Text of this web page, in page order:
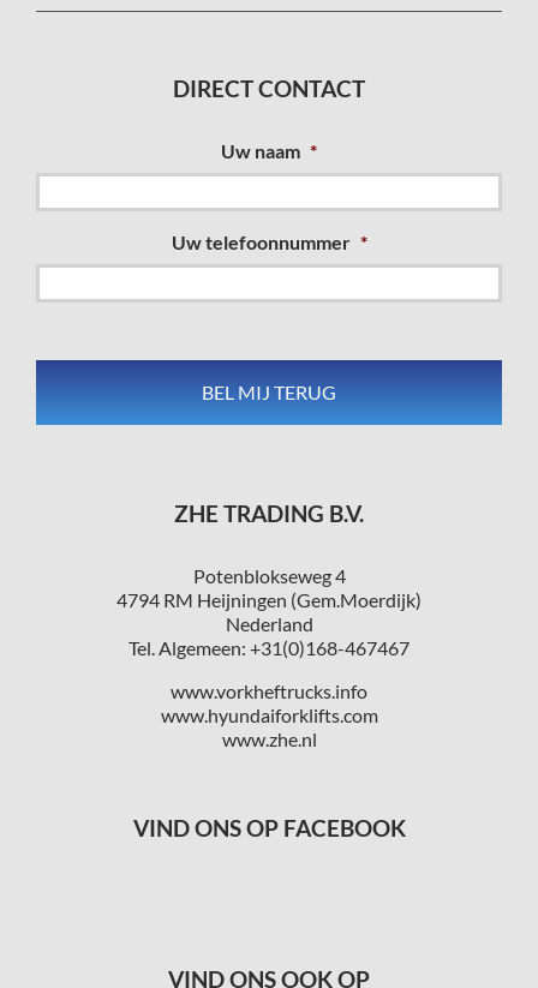
DIRECT CONTACT
Uw naam *
Uw telefoonnummer *
ZHE TRADING B.V.
Potenblokseweg 4
4794 RM Heijningen (Gem.Moerdijk)
Nederland
Tel. Algemeen: +31(0)168-467467
www.vorkheftrucks.info
www.hyundaiforklifts.com
www.zhe.nl
VIND ONS OP FACEBOOK
VIND ONS OOK OP